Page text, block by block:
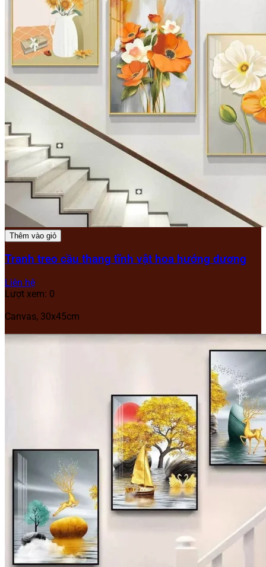
Thêm vào giỏ
Tranh treo cầu thang tĩnh vật hoa hướng dương
Liên hệ
Lượt xem: 0
Canvas, 30x45cm